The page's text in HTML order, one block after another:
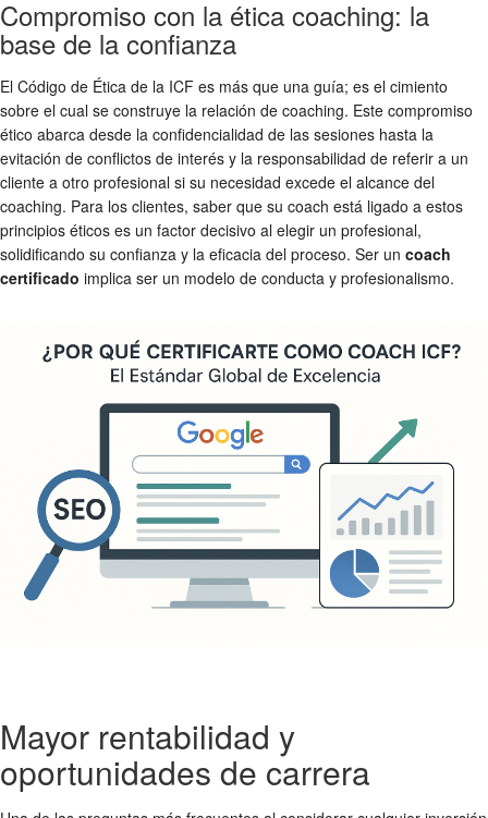
Compromiso con la ética coaching: la
base de la confianza
El Código de Ética de la ICF es más que una guía; es el cimiento
sobre el cual se construye la relación de coaching. Este compromiso
ético abarca desde la confidencialidad de las sesiones hasta la
evitación de conflictos de interés y la responsabilidad de referir a un
cliente a otro profesional si su necesidad excede el alcance del
coaching. Para los clientes, saber que su coach está ligado a estos
principios éticos es un factor decisivo al elegir un profesional,
solidificando su confianza y la eficacia del proceso. Ser un coach
certificado implica ser un modelo de conducta y profesionalismo.
Mayor rentabilidad y
oportunidades de carrera